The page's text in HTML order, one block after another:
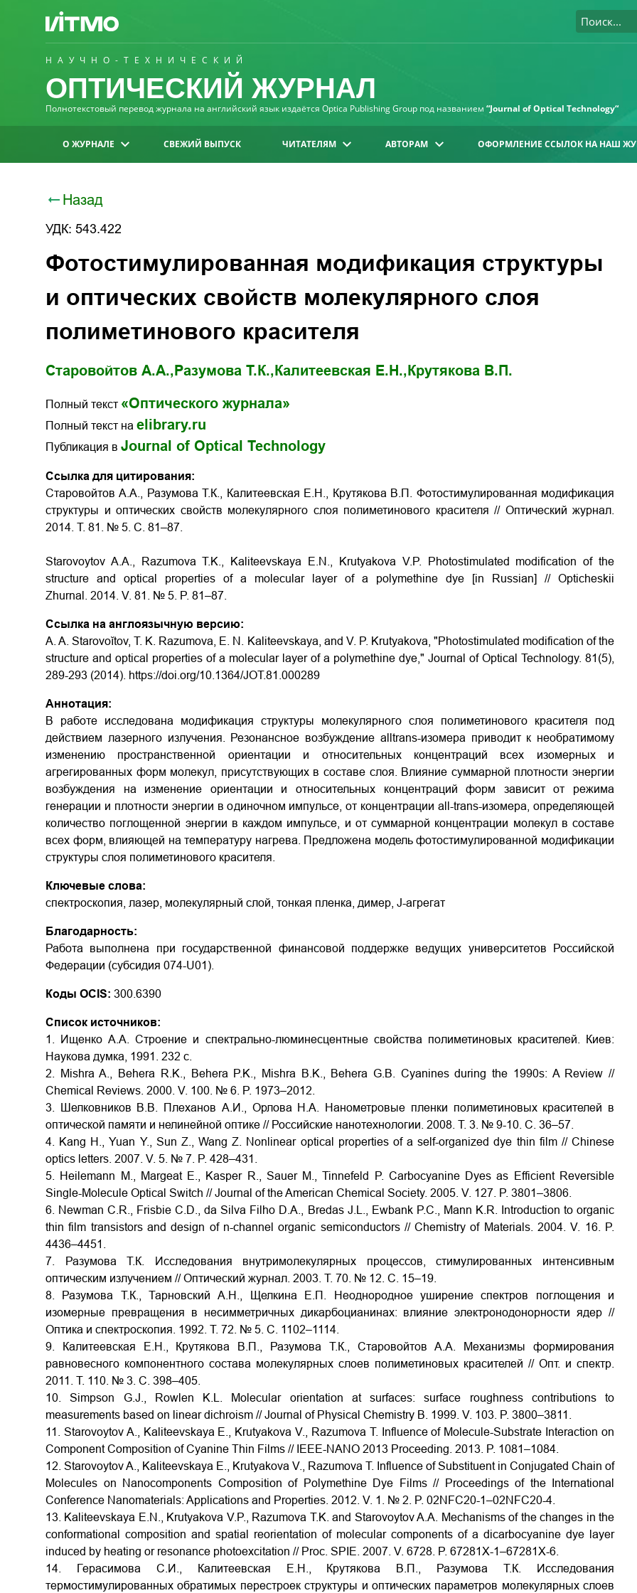
НАУЧНО-ТЕХНИЧЕСКИЙ
ОПТИЧЕСКИЙ ЖУРНАЛ
Полнотекстовый перевод журнала на английский язык издаётся Optica Publishing Group под названием “Journal of Optical Technology“
О ЖУРНАЛЕ СВЕЖИЙ ВЫПУСК ЧИТАТЕЛЯМ АВТОРАМ ОФОРМЛЕНИЕ ССЫЛОК НА НАШ
Назад
УДК: 543.422
Фотостимулированная модификация структуры
и оптических свойств молекулярного слоя
полиметинового красителя
Старовойтов А.А., Разумова Т.К., Калитеевская Е.Н., Крутякова В.П.
Полный текст «Оптического журнала»
Полный текст на elibrary.ru
Публикация в Journal of Optical Technology
Ссылка для цитирования:
Старовойтов А.А., Разумова Т.К., Калитеевская Е.Н., Крутякова В.П. Фотостимулированная модификация
структуры и оптических свойств молекулярного слоя полиметинового красителя // Оптический журнал.
2014. Т. 81. № 5. С. 81–87.
Starovoytov A.A., Razumova T.K., Kaliteevskaya E.N., Krutyakova V.P.
Photostimulated modification of the
structure and optical properties of a molecular layer of a polymethine dye
[in Russian] // Opticheskii
Zhurnal. 2014. V. 81. № 5. P. 81–87.
Ссылка на англоязычную версию:
A. A. Starovoĭtov, T. K. Razumova, E. N. Kaliteevskaya, and V. P. Krutyakova, "Photostimulated modification of the
structure and optical properties of a molecular layer of a polymethine dye," Journal of Optical Technology. 81(5),
289-293 (2014). https://doi.org/10.1364/JOT.81.000289
Аннотация:
В работе исследована модификация структуры молекулярного слоя полиметинового красителя под
действием лазерного излучения. Резонансное возбуждение alltrans-изомера приводит к необратимому
изменению пространственной ориентации и относительных концентраций всех изомерных и
агрегированных форм молекул, присутствующих в составе слоя. Влияние суммарной плотности энергии
возбуждения на изменение ориентации и относительных концентраций форм зависит от режима
генерации и плотности энергии в одиночном импульсе, от концентрации all-trans-изомера, определяющей
количество поглощенной энергии в каждом импульсе, и от суммарной концентрации молекул в составе
всех форм, влияющей на температуру нагрева. Предложена модель фотостимулированной модификации
структуры слоя полиметинового красителя.
Ключевые слова:
спектроскопия, лазер, молекулярный слой, тонкая пленка, димер, J-агрегат
Благодарность:
Работа выполнена при государственной финансовой поддержке ведущих университетов Российской
Федерации (субсидия 074-U01).
Коды OCIS: 300.6390
Список источников:
1. Ищенко А.А. Строение и спектрально-люминесцентные свойства полиметиновых красителей. Киев:
Наукова думка, 1991. 232 с.
2. Mishra A., Behera R.K., Behera P.K., Mishra B.K., Behera G.B. Cyanines during the 1990s: A Review //
Chemical Reviews. 2000. V. 100. № 6. P. 1973–2012.
3. Шелковников В.В. Плеханов А.И., Орлова Н.А. Нанометровые пленки полиметиновых красителей в
оптической памяти и нелинейной оптике // Российские нанотехнологии. 2008. Т. 3. № 9-10. С. 36–57.
4. Kang H., Yuan Y., Sun Z., Wang Z. Nonlinear optical properties of a self-organized dye thin film // Chinese
optics letters. 2007. V. 5. № 7. P. 428–431.
5. Heilemann M., Margeat E., Kasper R., Sauer M., Tinnefeld P. Carbocyanine Dyes as Efficient Reversible
Single-Molecule Optical Switch // Journal of the American Chemical Society. 2005. V. 127. P. 3801–3806.
6. Newman C.R., Frisbie C.D., da Silva Filho D.A., Bredas J.L., Ewbank P.C., Mann K.R. Introduction to organic
thin film transistors and design of n-channel organic semiconductors // Chemistry of Materials. 2004. V. 16. P.
4436–4451.
7. Разумова Т.К. Исследования внутримолекулярных процессов, стимулированных интенсивным
оптическим излучением // Оптический журнал. 2003. Т. 70. № 12. С. 15–19.
8. Разумова Т.К., Тарновский А.Н., Щелкина Е.П. Неоднородное уширение спектров поглощения и
изомерные превращения в несимметричных дикарбоцианинах: влияние электронодонорности ядер //
Оптика и спектроскопия. 1992. Т. 72. № 5. С. 1102–1114.
9. Калитеевская Е.Н., Крутякова В.П., Разумова Т.К., Старовойтов А.А. Механизмы формирования
равновесного компонентного состава молекулярных слоев полиметиновых красителей // Опт. и спектр.
2011. Т. 110. № 3. С. 398–405.
10. Simpson G.J., Rowlen K.L. Molecular orientation at surfaces: surface roughness contributions to
measurements based on linear dichroism // Journal of Physical Chemistry B. 1999. V. 103. P. 3800–3811.
11. Starovoytov A., Kaliteevskaya E., Krutyakova V., Razumova T. Influence of Molecule-Substrate Interaction on
Component Composition of Cyanine Thin Films // IEEE-NANO 2013 Proceeding. 2013. P. 1081–1084.
12. Starovoytov A., Kaliteevskaya E., Krutyakova V., Razumova T. Influence of Substituent in Conjugated Chain of
Molecules on Nanocomponents Composition of Polymethine Dye Films // Proceedings of the International
Conference Nanomaterials: Applications and Properties. 2012. V. 1. № 2. P. 02NFC20-1–02NFC20-4.
13. Kaliteevskaya E.N., Krutyakova V.P., Razumova T.K. and Starovoytov A.A. Mechanisms of the changes in the
conformational composition and spatial reorientation of molecular components of a dicarbocyanine dye layer
induced by heating or resonance photoexcitation // Proc. SPIE. 2007. V. 6728. P. 67281X-1–67281X-6.
14. Герасимова С.И., Калитеевская Е.Н., Крутякова В.П., Разумова Т.К. Исследования
термостимулированных обратимых перестроек структуры и оптических параметров молекулярных слоев